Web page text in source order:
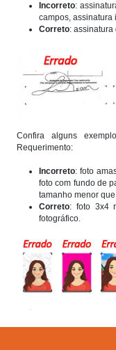
Incorreto:
campos, assinatura
Correto:
Confira alguns
Requerimento:
Incorreto: foto
foto com fundo de
tamanho menor
Correto: foto 3x4
fotográfico.